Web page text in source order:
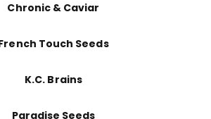
Chronic & Caviar
Touch Seeds
K.C. Brains
Paradise Seeds